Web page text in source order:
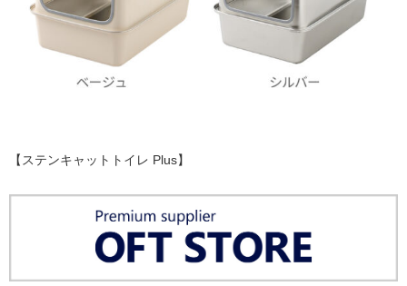
【ステンキャットトイレ Plus】